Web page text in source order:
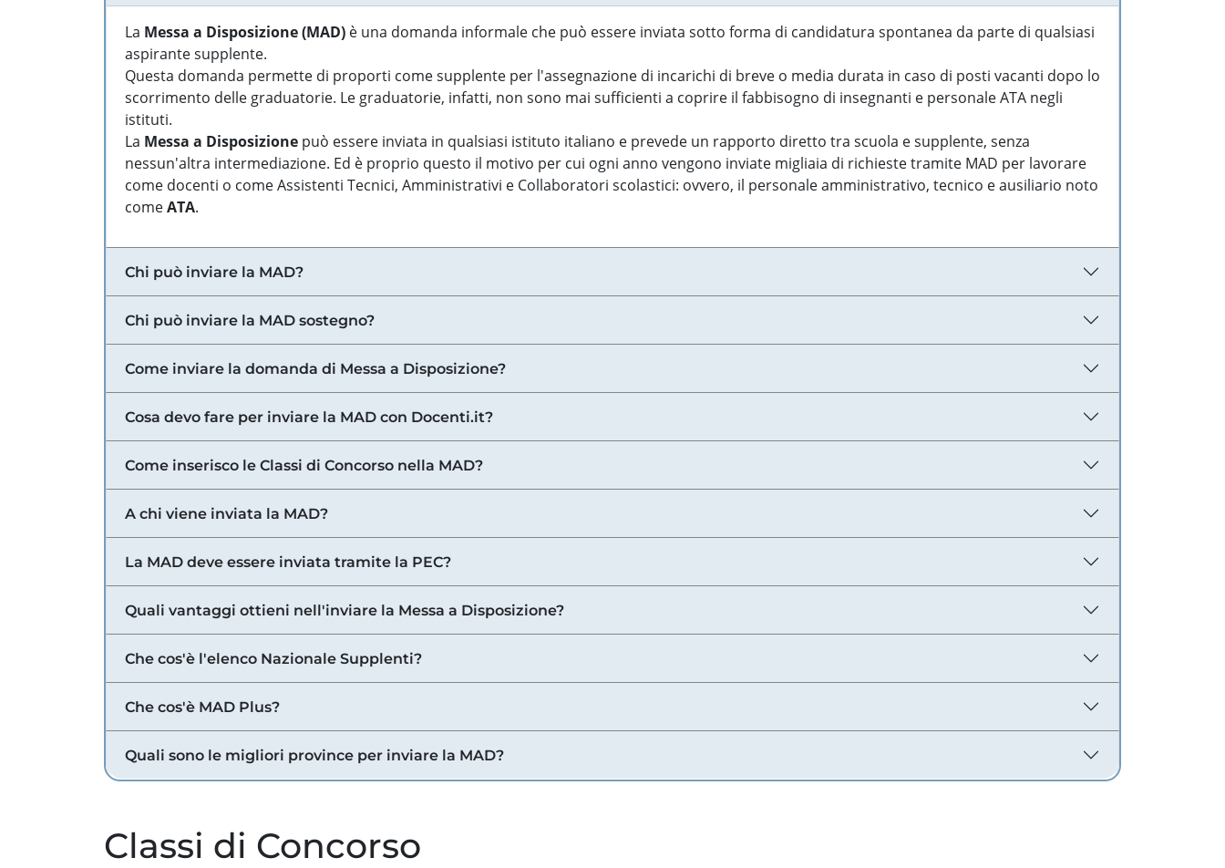
La Messa a Disposizione (MAD) è una domanda informale che può essere inviata sotto forma di candidatura spontanea da parte di qualsiasi
aspirante supplente.
Questa domanda permette di proporti come supplente per l'assegnazione di incarichi di breve o media durata in caso di posti vacanti dopo lo
scorrimento delle graduatorie. Le graduatorie, infatti, non sono mai sufficienti a coprire il fabbisogno di insegnanti e personale ATA negli
istituti.
La Messa a Disposizione può essere inviata in qualsiasi istituto italiano e prevede un rapporto diretto tra scuola e supplente, senza
nessun'altra intermediazione. Ed è proprio questo il motivo per cui ogni anno vengono inviate migliaia di richieste tramite MAD per lavorare
come docenti o come Assistenti Tecnici, Amministrativi e Collaboratori scolastici: ovvero, il personale amministrativo, tecnico e ausiliario noto
comeATA.
Chi può inviare la MAD?
Chi può inviare la MAD sostegno?
Come inviare la domanda di Messa a Disposizione?
Cosa devo fare per inviare la MAD con Docenti.it?
Come inserisco le Classi di Concorso nella MAD?
A chi viene inviata la MAD?
La MAD deve essere inviata tramite la PEC?
Quali vantaggi ottieni nell'inviare la Messa a Disposizione?
Che cos'è l'elenco Nazionale Supplenti?
Che cos'è MAD Plus?
Quali sono le migliori province per inviare la MAD?
Classi di Concorso